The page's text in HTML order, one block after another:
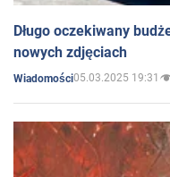
Długo oczekiwany
nowych zdjęciach
Wiadomości05.03.2025 19:31